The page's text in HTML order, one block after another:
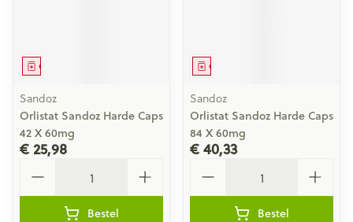
Geneesmiddel
Sandoz
Orlistat Sandoz Harde Caps
42 X 60mg
€ 25,98
Bestel
Geneesmiddel
Sandoz
Orlistat Sandoz Harde Caps
84 X 60mg
€ 40,33
Bestel